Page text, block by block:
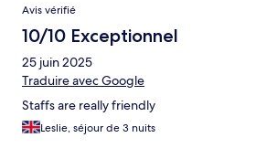
Avis vérifié
10/10 Exceptionnel
25 juin 2025
Traduire avec Google
Staffs are really friendly
Leslie, séjour de 3 nuits